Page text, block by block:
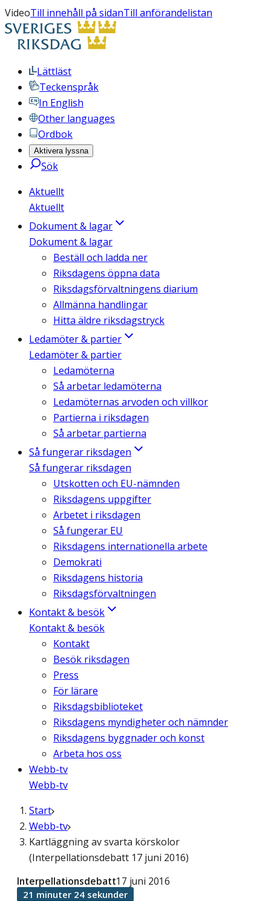
VideoTill innehåll på sidanTill anförandelistan
Lättläst
Teckenspråk
In English
Other languages
Ordbok
Aktivera lyssna
Sök
Aktuellt
Aktuellt
Dokument & lagar
Dokument & lagar
Beställ och ladda ner
Riksdagens öppna data
Riksdagsförvaltningens diarium
Allmänna handlingar
Hitta äldre riksdagstryck
Ledamöter & partier
Ledamöter & partier
Ledamöterna
Så arbetar ledamöterna
Ledamöternas arvoden och villkor
Partierna i riksdagen
Så arbetar partierna
Så fungerar riksdagen
Så fungerar riksdagen
Utskotten och EU-nämnden
Riksdagens uppgifter
Arbetet i riksdagen
Så fungerar EU
Riksdagens internationella arbete
Demokrati
Riksdagens historia
Riksdagsförvaltningen
Kontakt & besök
Kontakt & besök
Kontakt
Besök riksdagen
Press
För lärare
Riksdagsbiblioteket
Riksdagens myndigheter och nämnder
Riksdagens byggnader och konst
Arbeta hos oss
Webb-tv
Webb-tv
Start
Webb-tv
Kartläggning av svarta körskolor
(Interpellationsdebatt 17 juni 2016)
Interpellationsdebatt17 juni 2016
21 minuter 24 sekunder